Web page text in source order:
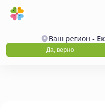
Ваш регион -
Да, верно